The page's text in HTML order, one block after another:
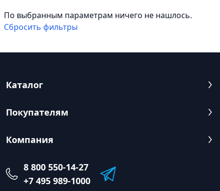
По выбранным параметрам ничего не нашлось.
Cбросить фильтры
Каталог
Покупателям
Компания
8 800 550-14-27
+7 495 989-1000